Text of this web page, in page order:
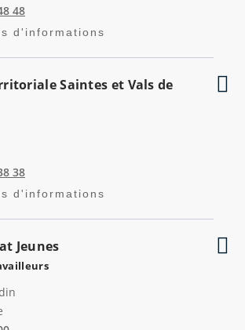
48
d'informations
Saintes et Vals de
38
d'informations
Jeunes